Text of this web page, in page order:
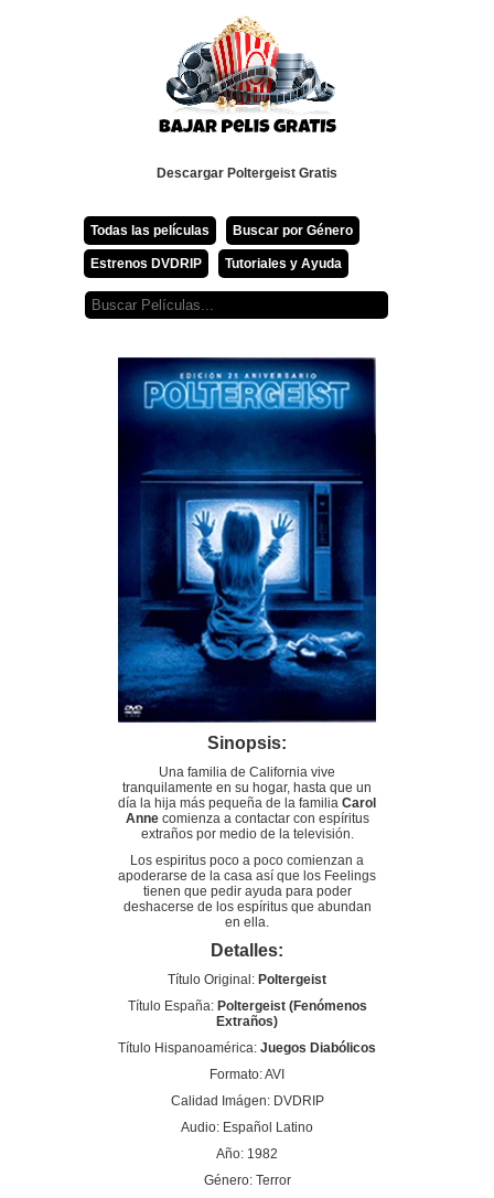
Descargar Poltergeist Gratis
Todas las películas Buscar por Género
Estrenos DVDRIP Tutoriales y Ayuda
Sinopsis:
Una familia de California vive
tranquilamente en su hogar, hasta que un
día la hija más pequeña de la familia Carol
Annecomienza a contactar con espíritus
extraños por medio de la televisión.
Los espiritus poco a poco comienzan a
apoderarse de la casa así que los Feelings
tienen que pedir ayuda para poder
deshacerse de los espíritus que abundan
en ella.
Detalles:
Título Original: Poltergeist
Título España: Poltergeist (Fenómenos
Extraños)
Título Hispanoamérica: Juegos Diabólicos
Formato: AVI
Calidad Imágen: DVDRIP
Audio: Español Latino
Año: 1982
Género: Terror